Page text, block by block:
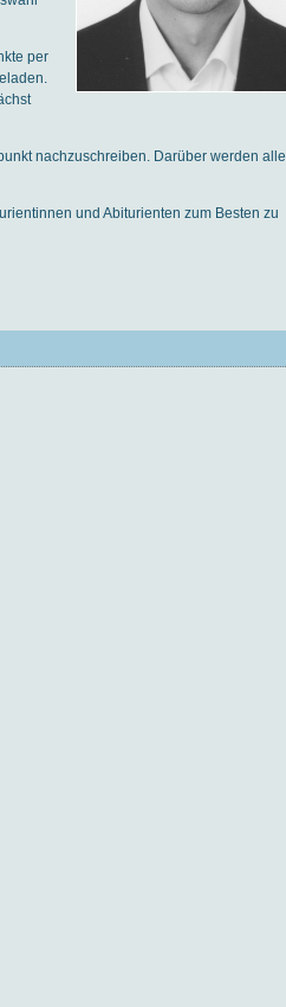
per
nachzuschreiben. Darüber werden alle
und Abiturienten zum Besten zu